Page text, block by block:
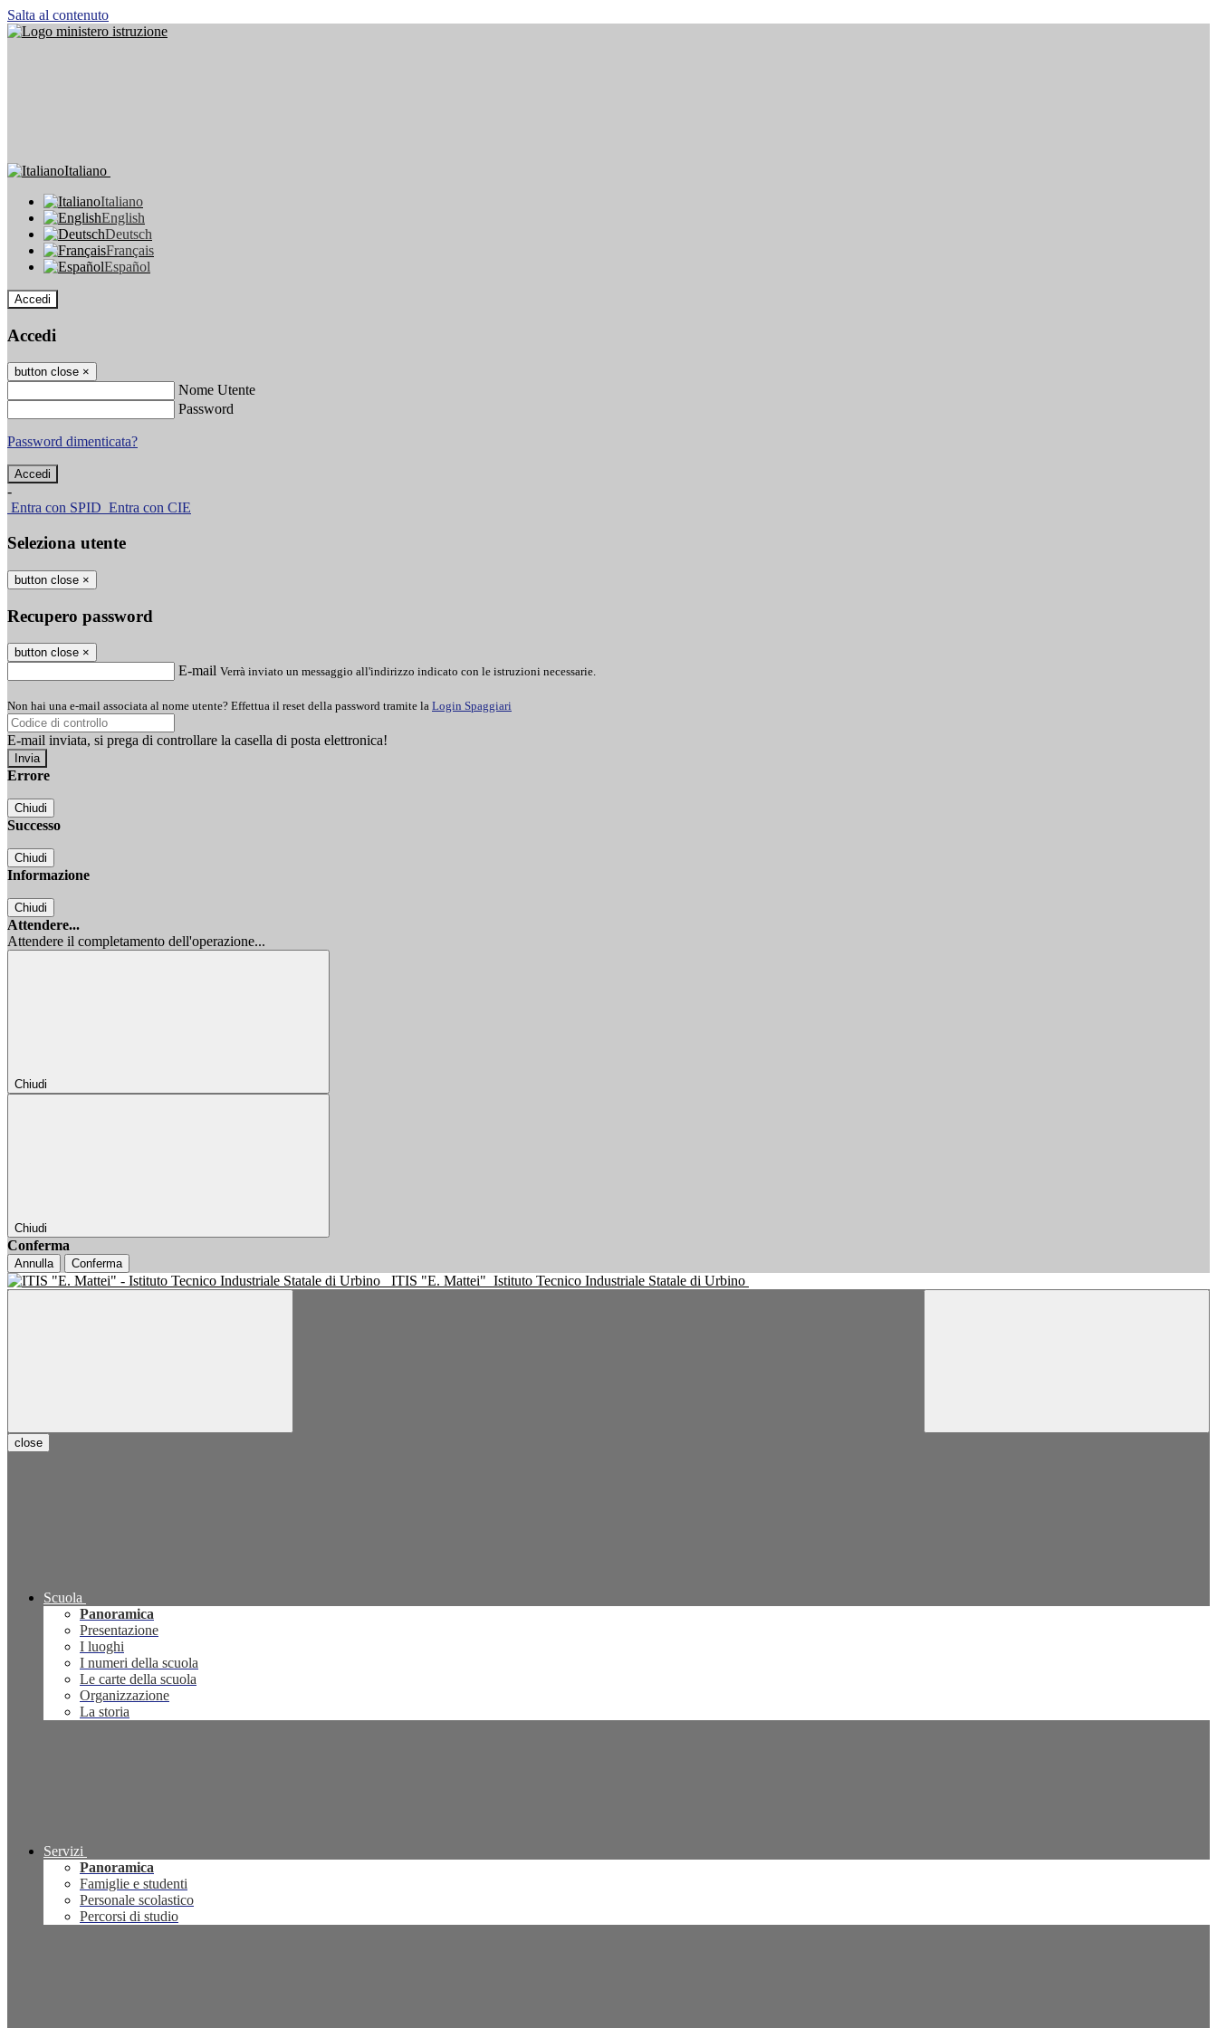
Salta al contenuto
Italiano
Italiano
English
Deutsch
Français
Español
Accedi
Accedi
button close ×
Nome Utente
Password
Password dimenticata?
-
Entra con SPID Entra con CIE
Seleziona utente
button close ×
Recupero password
button close ×
E-mail Verrà inviato un messaggio all'indirizzo indicato con le istruzioni necessarie.
Non hai una e-mail associata al nome utente? Effettua il reset della password tramite la Login Spaggiari
E-mail inviata, si prega di controllare la casella di posta elettronica!
Errore
Chiudi
Successo
Chiudi
Informazione
Chiudi
Attendere...
Attendere il completamento dell'operazione...
Chiudi
Chiudi
Conferma
Annulla Conferma
ITIS "E. Mattei" Istituto Tecnico Industriale Statale di Urbino
close
Scuola
Panoramica
Presentazione
I luoghi
I numeri della scuola
Le carte della scuola
Organizzazione
La storia
Servizi
Panoramica
Famiglie e studenti
Personale scolastico
Percorsi di studio